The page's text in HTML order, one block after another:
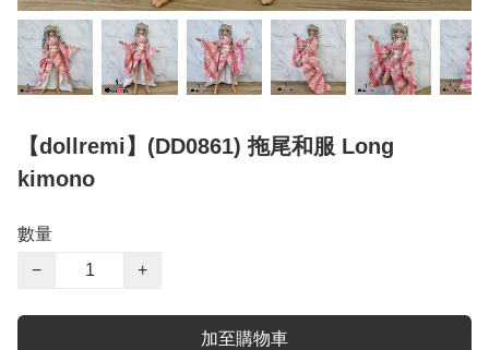
【dollremi】(DD0861) 拖尾和服 Long
kimono
數量
−
+
加至購物車